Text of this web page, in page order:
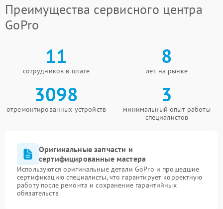
Преимущества сервисного центра
GoPro
11
сотрудников в штате
8
лет на рынке
3098
отремонтированных устройств
3
минимальный опыт работы
специалистов
Оригинальные запчасти и
сертифицированные мастера
Используются оригинальные детали GoPro и прошедшие
сертификацию специалисты, что гарантирует корректную
работу после ремонта и сохранение гарантийных
обязательств